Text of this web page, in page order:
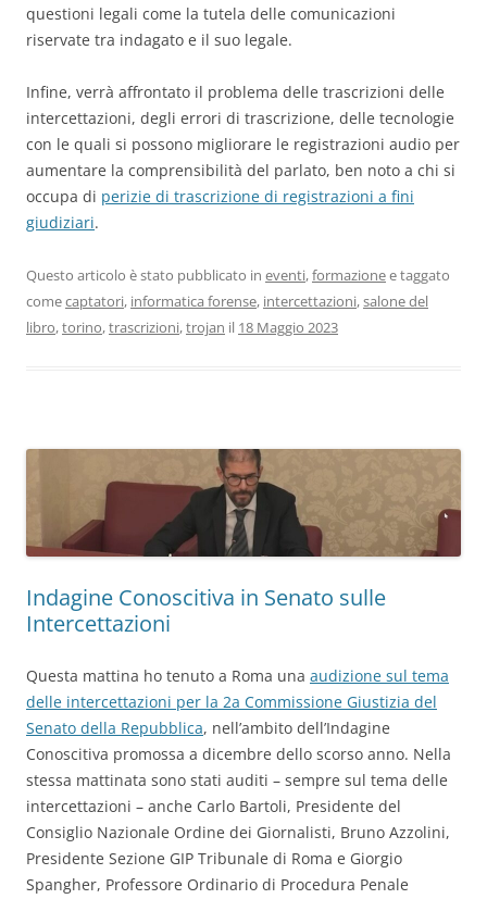
questioni legali come la tutela delle comunicazioni
riservate tra indagato e il suo legale.
Infine, verrà affrontato il problema delle trascrizioni delle
intercettazioni, degli errori di trascrizione, delle tecnologie
con le quali si possono migliorare le registrazioni audio per
aumentare la comprensibilità del parlato, ben noto a chi si
occupa di perizie di trascrizione di registrazioni a fini
giudiziari.
Questo articolo è stato pubblicato in eventi,formazionee taggato
comecaptatori, informatica forense, intercettazioni,salone del
libro,torino,trascrizioni,trojan il 18 Maggio 2023
Indagine Conoscitiva in Senato sulle
Intercettazioni
Questa mattina ho tenuto a Roma una audizione sul tema
delle intercettazioni per la 2a Commissione Giustizia del
Senato della Repubblica, nell’ambito dell’Indagine
Conoscitiva promossa a dicembre dello scorso anno. Nella
stessa mattinata sono stati auditi – sempre sul tema delle
intercettazioni – anche Carlo Bartoli, Presidente del
Consiglio Nazionale Ordine dei Giornalisti, Bruno Azzolini,
Presidente Sezione GIP Tribunale di Roma e Giorgio
Spangher, Professore Ordinario di Procedura Penale